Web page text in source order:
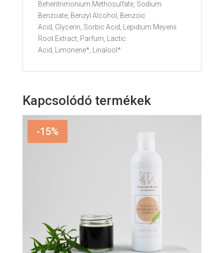
Behentrimonium Methosulfate, Sodium
Benzoate, Benzyl Alcohol, Benzoic
Acid, Glycerin, Sorbic Acid, Lepidium Meyenii
Root Extract, Parfum, Lactic
Acid, Limonene*, Linalool*
Kapcsolódó termékek
-15%